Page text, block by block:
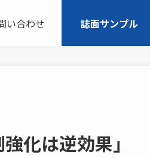
い合わせ 誌面サンプル
化は逆効果」